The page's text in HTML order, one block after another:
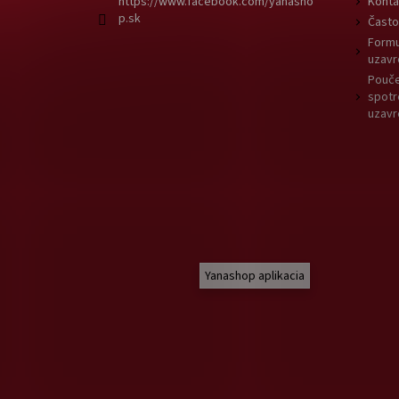
p.sk
Yanashop aplikacia